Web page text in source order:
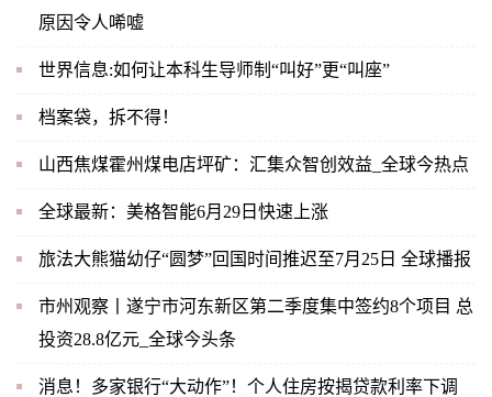
原因令人唏嘘
世界信息:如何让本科生导师制“叫好”更“叫座”
档案袋，拆不得！
山西焦煤霍州煤电店坪矿：汇集众智创效益_全球今热点
全球最新：美格智能6月29日快速上涨
旅法大熊猫幼仔“圆梦”回国时间推迟至7月25日 全球播报
市州观察丨遂宁市河东新区第二季度集中签约8个项目 总
投资28.8亿元_全球今头条
消息！多家银行“大动作”！个人住房按揭贷款利率下调